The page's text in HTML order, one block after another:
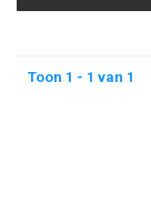
Toon 1 - 1 van 1